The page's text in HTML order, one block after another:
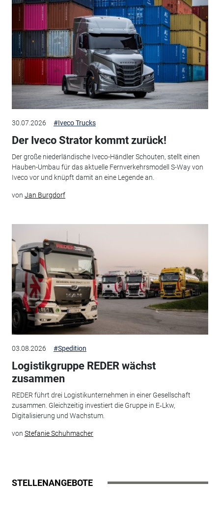
30.07.2026 #Iveco Trucks
Der Iveco Strator kommt zurück!
Der große niederländische Iveco-Händler Schouten, stellt einen
Hauben-Umbau für das aktuelle Fernverkehrsmodell S-Way von
Iveco vor und knüpft damit an eine Legende an.
von Jan Burgdorf
03.08.2026 #Spedition
Logistikgruppe REDER wächst
zusammen
REDER führt drei Logistikunternehmen in einer Gesellschaft
zusammen. Gleichzeitig investiert die Gruppe in E‑Lkw,
Digitalisierung und Wachstum.
von Stefanie Schuhmacher
STELLENANGEBOTE